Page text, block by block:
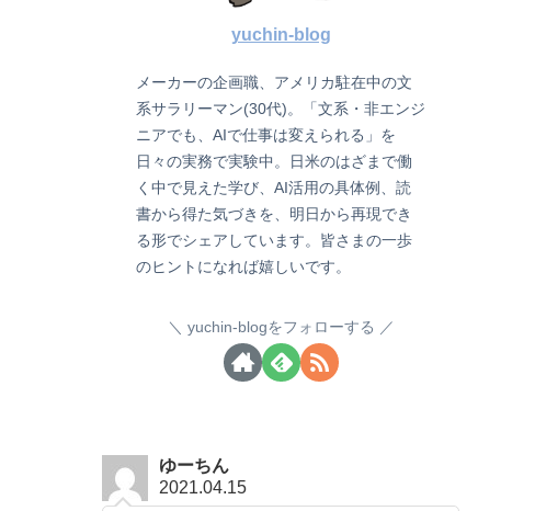
yuchin-blog
メーカーの企画職、アメリカ駐在中の文
系サラリーマン(30代)。「文系・非エンジ
ニアでも、AIで仕事は変えられる」を
日々の実務で実験中。日米のはざまで働
く中で見えた学び、AI活用の具体例、読
書から得た気づきを、明日から再現でき
る形でシェアしています。皆さまの一歩
のヒントになれば嬉しいです。
yuchin-blogをフォローする
ゆーちん
2021.04.15